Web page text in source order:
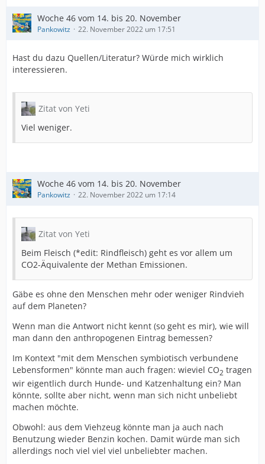
Woche 46 vom 14. bis 20. November
Pankowitz 22. November 2022 um 17:51
Hast du dazu Quellen/Literatur? Würde mich wirklich
interessieren.
Zitat von Yeti
Viel weniger.
Woche 46 vom 14. bis 20. November
Pankowitz 22. November 2022 um 17:14
Zitat von Yeti
Beim Fleisch (*edit: Rindfleisch) geht es vor allem um
CO2-Äquivalente der Methan Emissionen.
Gäbe es ohne den Menschen mehr oder weniger Rindvieh
auf dem Planeten?
Wenn man die Antwort nicht kennt (so geht es mir), wie will
man dann den anthropogenen Eintrag bemessen?
Im Kontext "mit dem Menschen symbiotisch verbundene
Lebensformen" könnte man auch fragen: wieviel CO2 tragen
wir eigentlich durch Hunde- und Katzenhaltung ein? Man
könnte, sollte aber nicht, wenn man sich nicht unbeliebt
machen möchte.
Obwohl: aus dem Viehzeug könnte man ja auch nach
Benutzung wieder Benzin kochen. Damit würde man sich
allerdings noch viel viel viel unbeliebter machen.